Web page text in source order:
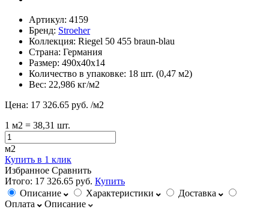
Артикул: 4159
Бренд: Stroeher
Коллекция: Riegel 50 455 braun-blau
Страна: Германия
Размер: 490х40х14
Количество в упаковке: 18 шт. (0,47 м2)
Вес: 22,986 кг/м2
Цена: 17 326.65 руб. /м2
1 м2 = 38,31 шт.
м2
Купить в 1 клик
Избранное Сравнить
Итого: 17 326.65 руб. Купить
Описание
Характеристики
Доставка
Оплата
Описание